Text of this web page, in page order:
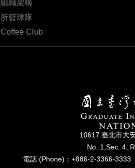
組織架構
所籃球隊
Coffee Club
10617 臺北市⼤
No. 1,Sec. 4,
電話 (Phone)：+886-2-3366-3333